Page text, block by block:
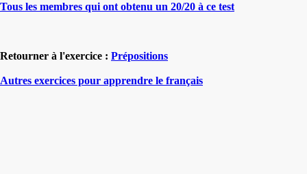
Tous les membres qui ont obtenu un 20/20 à ce test
Retourner à l'exercice : Prépositions
Autres exercices pour apprendre le français